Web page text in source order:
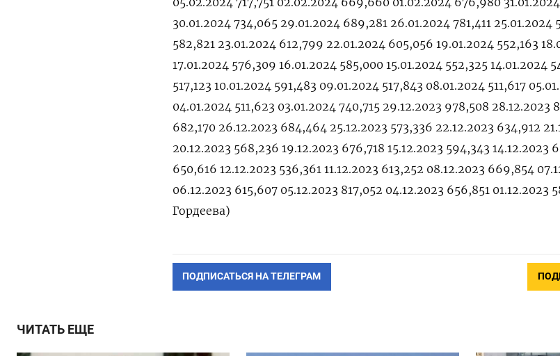
30.01.2024 734,065 29.01.2024 689,281 26.01.2024 781,411 25.01.2024
582,821 23.01.2024 612,799 22.01.2024 605,056 19.01.2024 552,163
17.01.2024 576,309 16.01.2024 585,000 15.01.2024 552,325 14.01.2024
517,123 10.01.2024 591,483 09.01.2024 517,843 08.01.2024 511,617
04.01.2024 511,623 03.01.2024 740,715 29.12.2023 978,508 28.12.2023
682,170 26.12.2023 684,464 25.12.2023 573,336 22.12.2023 634,912
20.12.2023 568,236 19.12.2023 676,718 15.12.2023 594,343 14.12.2023
650,616 12.12.2023 536,361 11.12.2023 613,252 08.12.2023 669,854
06.12.2023 615,607 05.12.2023 817,052 04.12.2023 656,851
Гордеева)
ПОДПИСАТЬСЯ НА ТЕЛЕГРАМ
ЧИТАТЬ ЕЩЕ